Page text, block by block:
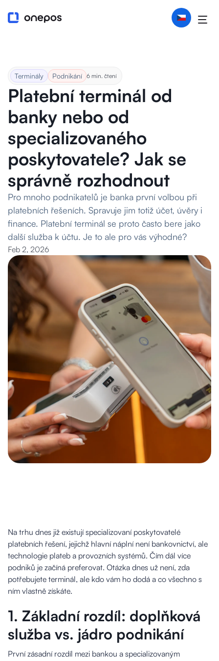
Terminály Podnikání 6 min. čtení
Platební terminál od
banky nebo od
specializovaného
poskytovatele? Jak se
správně rozhodnout
Pro mnoho podnikatelů je banka první volbou při
platebních řešeních. Spravuje jim totiž účet, úvěry i
finance. Platební terminál se proto často bere jako
další služba k účtu. Je to ale pro vás výhodné?
Feb 2, 2026
Na trhu dnes již existují specializovaní poskytovatelé
platebních řešení, jejichž hlavní náplní není bankovnictví, ale
technologie plateb a provozních systémů. Čím dál více
podniků je začíná preferovat. Otázka dnes už není, zda
potřebujete terminál, ale kdo vám ho dodá a co všechno s
ním vlastně získáte.
1. Základní rozdíl: doplňková
služba vs. jádro podnikání
První zásadní rozdíl mezi bankou a specializovaným